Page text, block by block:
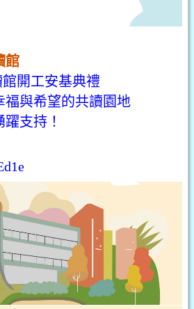
館
開工安基典禮
福與希望的共讀園地
支持！